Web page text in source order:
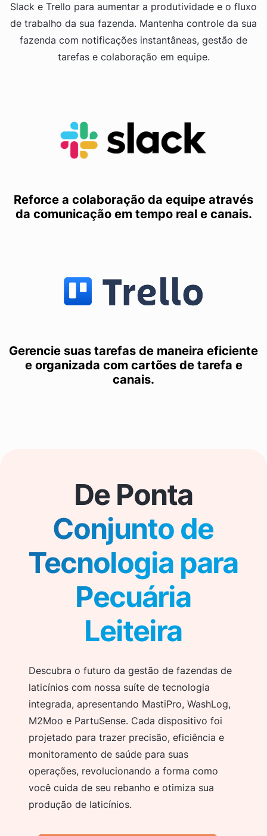
Slack e Trello para aumentar a produtividade e o fluxo
de trabalho da sua fazenda. Mantenha controle da sua
fazenda com notificações instantâneas, gestão de
tarefas e colaboração em equipe.
Reforce a colaboração da equipe através
da comunicação em tempo real e canais.
Gerencie suas tarefas de maneira eficiente
e organizada com cartões de tarefa e
canais.
De Ponta
Conjunto de
Tecnologia para
Pecuária
Leiteira
Descubra o futuro da gestão de fazendas de
laticínios com nossa suíte de tecnologia
integrada, apresentando MastiPro, WashLog,
M2Moo e PartuSense. Cada dispositivo foi
projetado para trazer precisão, eficiência e
monitoramento de saúde para suas
operações, revolucionando a forma como
você cuida de seu rebanho e otimiza sua
produção de laticínios.